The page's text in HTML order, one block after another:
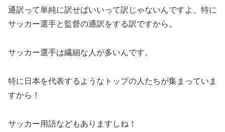
通訳って単純に訳せばいいって訳じゃないんですよ、特に
サッカー選手と監督の通訳をする訳ですから。
サッカー選手は繊細な人が多いんです。
特に日本を代表するようなトップの人たちが集まっていま
すから！
サッカー用語などもありますしね！